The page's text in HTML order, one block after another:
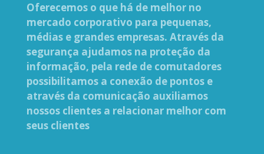
Oferecemos o que há de melhor no
mercado corporativo para pequenas,
médias e grandes empresas. Através da
segurança ajudamos na proteção da
informação, pela rede de comutadores
possibilitamos a conexão de pontos e
através da comunicação auxiliamos
nossos clientes a relacionar melhor com
seus clientes